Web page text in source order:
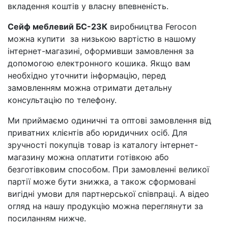
вкладення коштів у власну впевненість.
Сейф меблевий БС-23К виробництва Ferocon
можна купити за низькою вартістю в нашому
інтернет-магазині, оформивши замовлення за
допомогою електронного кошика. Якщо вам
необхідно уточнити інформацію, перед
замовленням можна отримати детальну
консультацію по телефону.
Ми приймаємо одиничні та оптові замовлення від
приватних клієнтів або юридичних осіб. Для
зручності покупців товар із каталогу інтернет-
магазину можна оплатити готівкою або
безготівковим способом. При замовленні великої
партії може бути знижка, а також сформовані
вигідні умови для партнерської співпраці. А відео
огляд на нашу продукцію можна переглянути за
посиланням нижче.